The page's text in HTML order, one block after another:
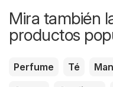
Mira también
productos
Perfume Té